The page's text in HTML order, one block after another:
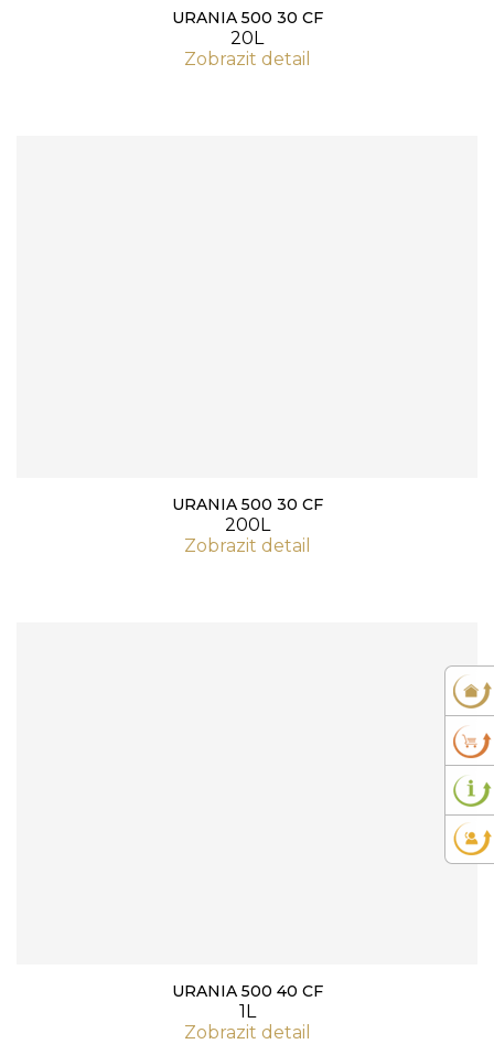
URANIA 500 30 CF
20L
Zobrazit detail
URANIA 500 30 CF
200L
Zobrazit detail
URANIA 500 40 CF
1L
Zobrazit detail